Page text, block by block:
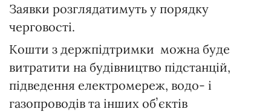
Заявки розглядатимуть у порядку
черговості.
Кошти з держпідтримки можна буде
витратити на будівництво підстанцій,
підведення електромереж, водо- і
газопроводів та інших обʼєктів